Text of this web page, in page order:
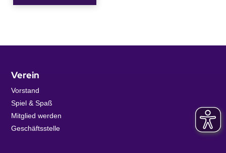
Verein
Vorstand
Spiel & Spaß
Mitglied werden
Geschäftsstelle